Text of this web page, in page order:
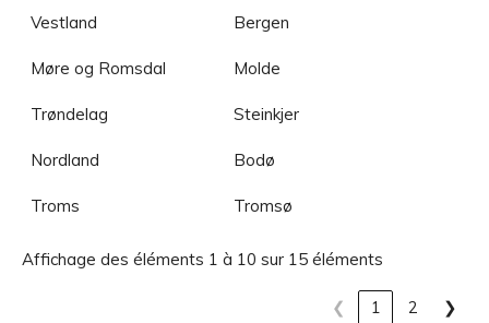
Vestland Bergen
Møre og Romsdal Molde
Trøndelag Steinkjer
Nordland Bodø
Troms Tromsø
Affichage des éléments 1 à 10 sur 15 éléments
❮ 1 2 ❯